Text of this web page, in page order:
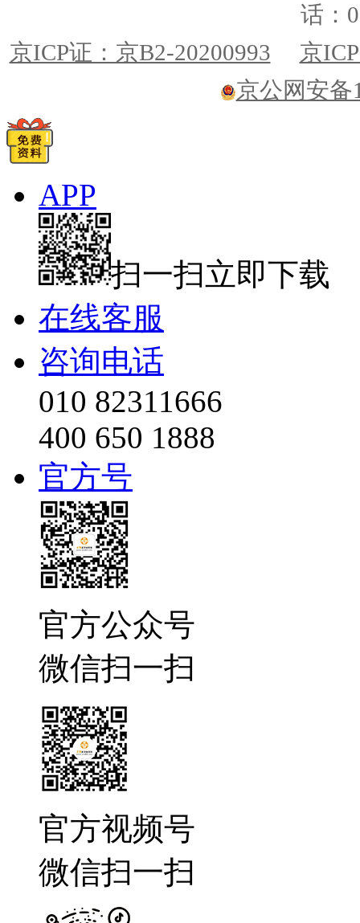
话：
京ICP证：京B2-20200993
京
京公网安备
APP
扫一扫立即下载
在线客服
咨询电话
010 82311666
400 650 1888
官方号
官方公众号
微信扫一扫
官方视频号
微信扫一扫